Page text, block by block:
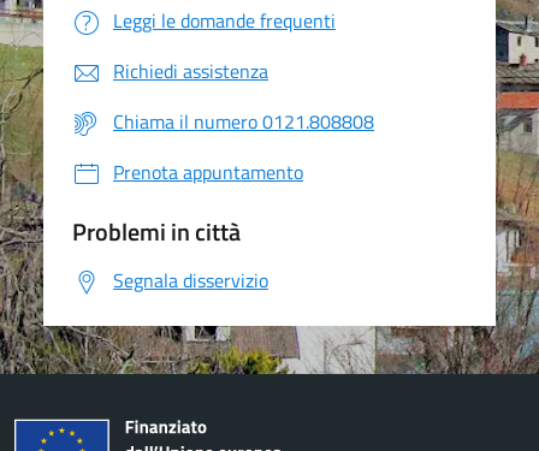
Leggi le domande frequenti
Richiedi assistenza
Chiama il numero 0121.808808
Prenota appuntamento
Problemi in città
Segnala disservizio